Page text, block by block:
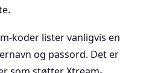
koder lister vanligvis en
og passord. Det er